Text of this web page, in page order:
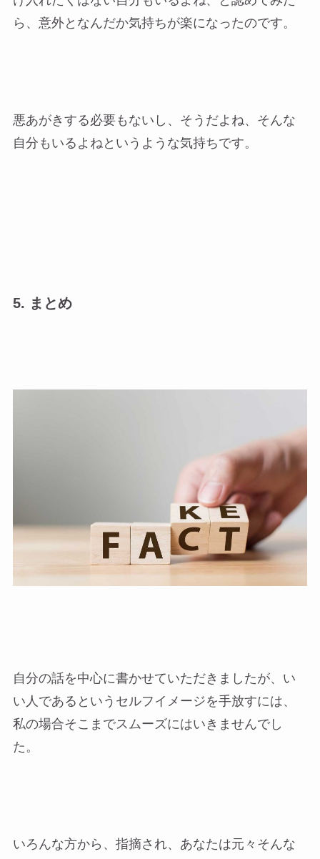
ら、意外となんだか気持ちが楽になったのです。
悪あがきする必要もないし、そうだよね、そんな
自分もいるよねというような気持ちです。
5. まとめ
自分の話を中心に書かせていただきましたが、い
い人であるというセルフイメージを手放すには、
私の場合そこまでスムーズにはいきませんでし
た。
いろんな方から、指摘され、あなたは元々そんな